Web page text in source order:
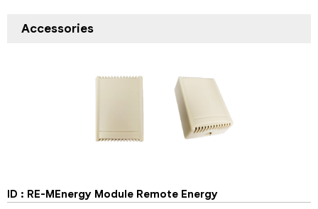
Accessories
ID : RE-MEnergy Module Remote Energy